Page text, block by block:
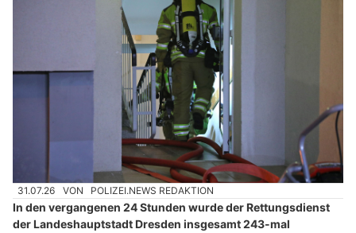
31.07.26 VON POLIZEI.NEWS REDAKTION
In den vergangenen 24 Stunden wurde der Rettungsdienst
der Landeshauptstadt Dresden insgesamt 243-mal